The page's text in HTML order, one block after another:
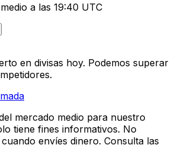
a las 19:40 UTC
en divisas hoy. Podemos superar
mercado medio para nuestro
tiene fines informativos. No
envíes dinero. Consulta las